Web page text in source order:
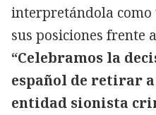
interpretándola como
sus posiciones frente
“Celebramos la
español de retirar
entidad sionista